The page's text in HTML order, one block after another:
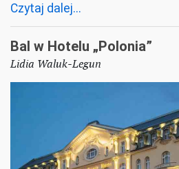
Czytaj dalej...
Bal w Hotelu „Polonia”
Lidia Waluk-Legun